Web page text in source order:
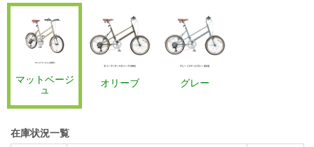
マットベージ
ュ
オリーブ グレー
在庫状況一覧